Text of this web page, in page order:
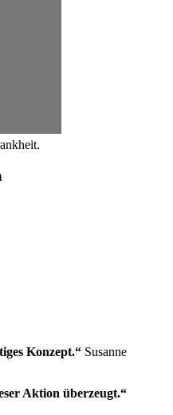
Konzept.“ Susanne
Aktion überzeugt.“